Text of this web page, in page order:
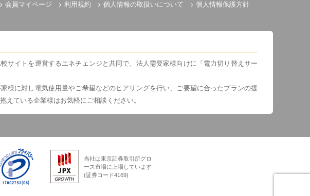
会員マイページ 利用規約 個人情報の取扱いについて
個人情報保護方針
サイトを運営するエネチェンジと共同で、法人需要家様向けに「電力切り替えサー
様に対し電気使用量やご希望などのヒアリングを行い、ご要望に合ったプランの提
えている企業様はお気軽にご相談ください。
ジ
当社は東京証券取引所グロ
ース市場に上場しています
(証券コード4169)